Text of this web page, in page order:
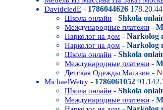
DavidcledE - 1786044626
Школа онлайн - Shkola
Международные платежи -
Нарколог на дом - Narkolog
Нарколог на дом - Narkolog
Школа онлайн - Shkola
Международные платежи -
Детская Одежды Магазин -
MichaelWetry - 1786061052
Школа онлайн - Shkola
Международные платежи -